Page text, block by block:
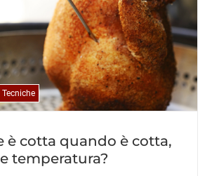
è cotta quando è cotta,
temperatura?
Tecniche